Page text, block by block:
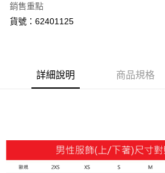
Google Pay
宅配(離島恕不配送)
每筆NT$150，滿NT$1,800(含以上)免運費
銷售重點
貨號：62401125
詳細說明 商品規格